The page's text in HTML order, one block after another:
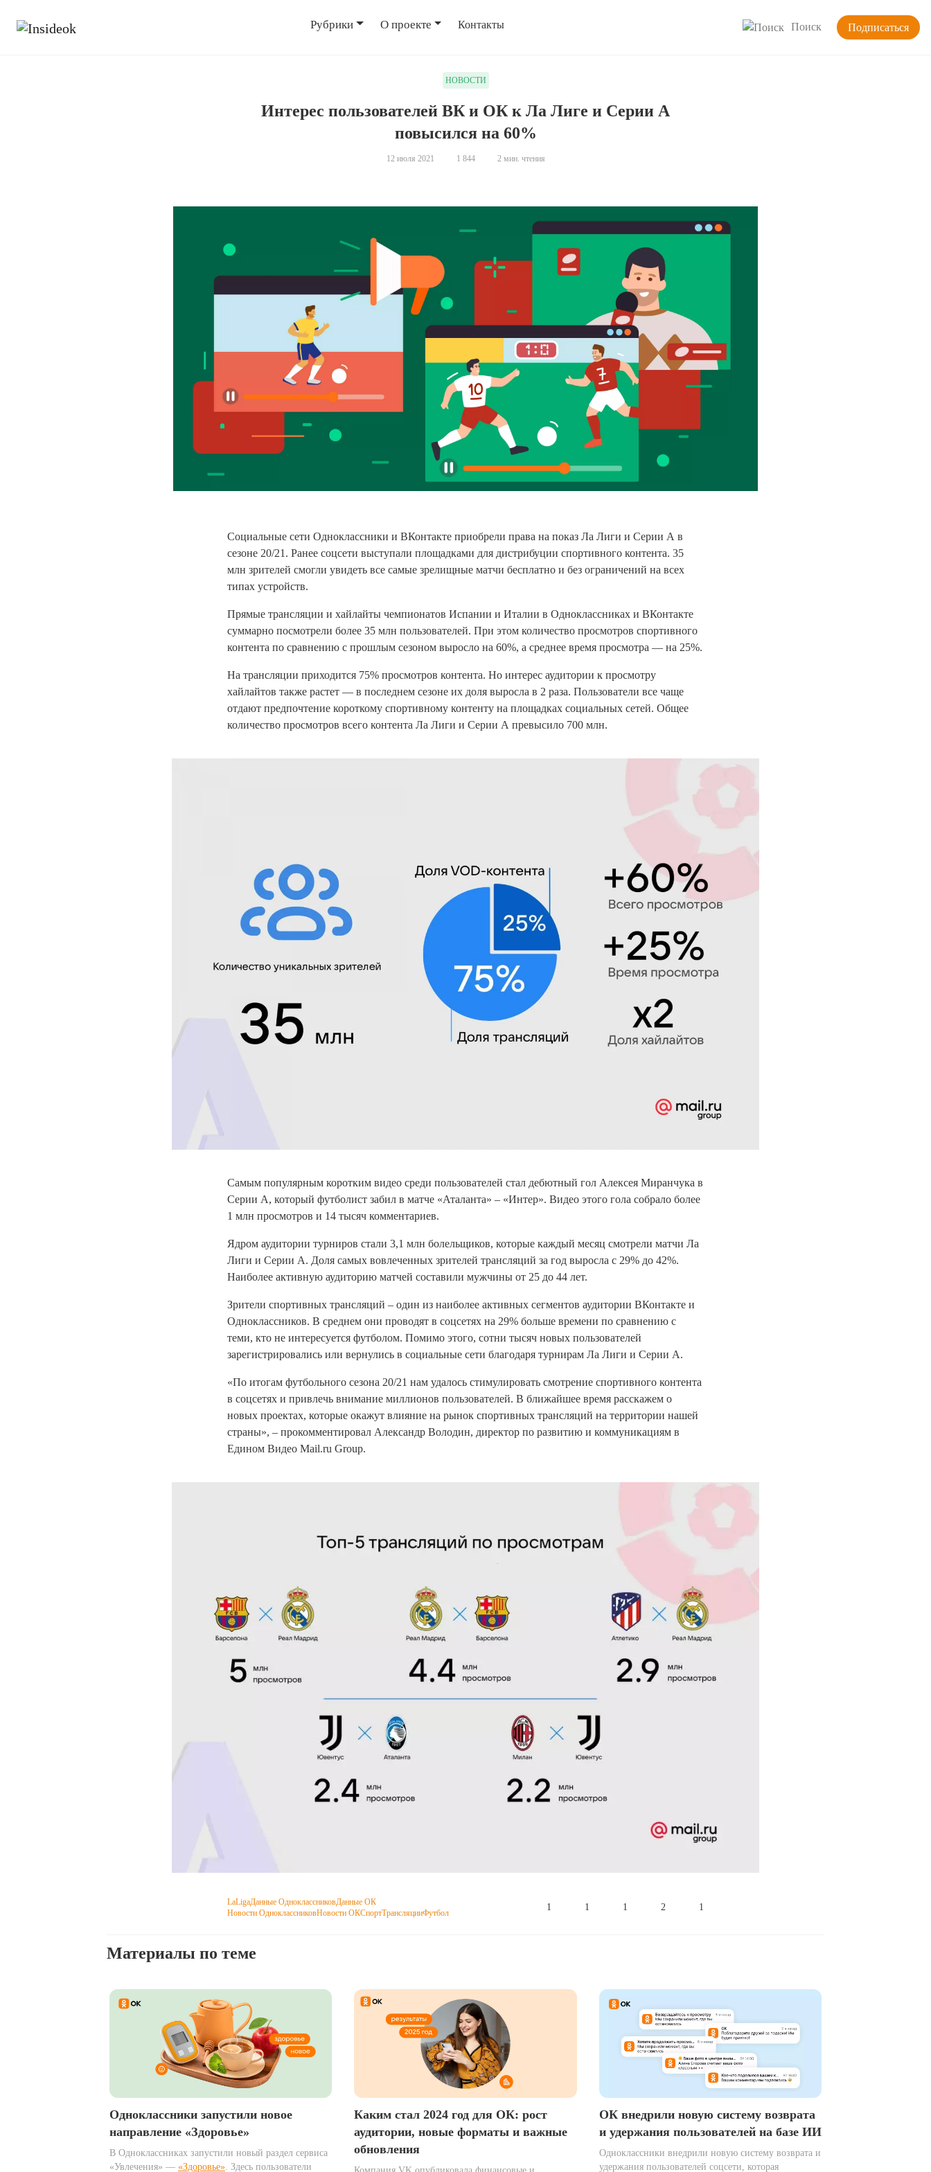
Рубрики О проекте Контакты Поиск Подписаться
НОВОСТИ
Интерес пользователей ВК и ОК к Ла Лиге и Серии А
повысился на 60%
12 июля 2021 1 844 2 мин. чтения
Социальные сети Одноклассники и ВКонтакте приобрели права на показ Ла Лиги и Серии А в
сезоне 20/21. Ранее соцсети выступали площадками для дистрибуции спортивного контента. 35
млн зрителей смогли увидеть все самые зрелищные матчи бесплатно и без ограничений на всех
типах устройств.
Прямые трансляции и хайлайты чемпионатов Испании и Италии в Одноклассниках и ВКонтакте
суммарно посмотрели более 35 млн пользователей. При этом количество просмотров спортивного
контента по сравнению с прошлым сезоном выросло на 60%, а среднее время просмотра — на 25%.
На трансляции приходится 75% просмотров контента. Но интерес аудитории к просмотру
хайлайтов также растет — в последнем сезоне их доля выросла в 2 раза. Пользователи все чаще
отдают предпочтение короткому спортивному контенту на площадках социальных сетей. Общее
количество просмотров всего контента Ла Лиги и Серии А превысило 700 млн.
Самым популярным коротким видео среди пользователей стал дебютный гол Алексея Миранчука в
Серии А, который футболист забил в матче «Аталанта» – «Интер». Видео этого гола собрало более
1 млн просмотров и 14 тысяч комментариев.
Ядром аудитории турниров стали 3,1 млн болельщиков, которые каждый месяц смотрели матчи Ла
Лиги и Серии А. Доля самых вовлеченных зрителей трансляций за год выросла с 29% до 42%.
Наиболее активную аудиторию матчей составили мужчины от 25 до 44 лет.
Зрители спортивных трансляций – один из наиболее активных сегментов аудитории ВКонтакте и
Одноклассников. В среднем они проводят в соцсетях на 29% больше времени по сравнению с
теми, кто не интересуется футболом. Помимо этого, сотни тысяч новых пользователей
зарегистрировались или вернулись в социальные сети благодаря турнирам Ла Лиги и Серии А.
«По итогам футбольного сезона 20/21 нам удалось стимулировать смотрение спортивного контента
в соцсетях и привлечь внимание миллионов пользователей. В ближайшее время расскажем о
новых проектах, которые окажут влияние на рынок спортивных трансляций на территории нашей
страны», – прокомментировал Александр Володин, директор по развитию и коммуникациям в
Едином Видео Mail.ru Group.
LaLigaДанные ОдноклассниковДанные ОК
Новости ОдноклассниковНовости ОКСпортТрансляцииФутбол
1 1 1 2 1
Материалы по теме
Одноклассники запустили новое
направление «Здоровье»
В Одноклассниках запустили новый раздел сервиса
«Увлечения» — «Здоровье» . Здесь пользователи
Каким стал 2024 год для ОК: рост
аудитории, новые форматы и важные
обновления
ОК внедрили новую систему возврата
и удержания пользователей на базе ИИ
Одноклассники внедрили новую систему возврата и
удержания пользователей соцсети, которая